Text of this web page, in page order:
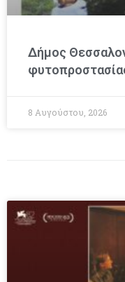
Δήμος
8 Αυγούστου, 2026